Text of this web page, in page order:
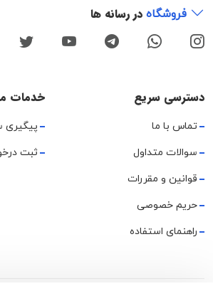
فروشگاه در رسانه ها
دسترسی سریع
تماس با ما
سوالات متداول
قوانین و مقررات
حریم خصوصی
راهنمای استفاده
خدمات
ثبت